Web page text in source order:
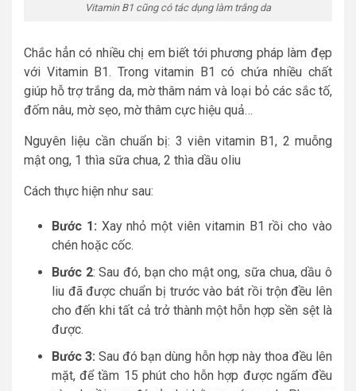
Vitamin B1 cũng có tác dụng làm trắng da
Chắc hẳn có nhiều chị em biết tới phương pháp làm đẹp
với Vitamin B1. Trong vitamin B1 có chứa nhiều chất
giúp hỗ trợ trắng da, mờ thâm nám và loại bỏ các sắc tố,
đốm nâu, mờ sẹo, mờ thâm cực hiệu quả…
Nguyên liệu cần chuẩn bị: 3 viên vitamin B1, 2 muỗng
mật ong, 1 thìa sữa chua, 2 thìa dầu oliu
Cách thực hiện như sau:
Bước 1: Xay nhỏ một viên vitamin B1 rồi cho vào
chén hoặc cốc.
Bước 2: Sau đó, bạn cho mật ong, sữa chua, dầu ô
liu đã được chuẩn bị trước vào bát rồi trộn đều lên
cho đến khi tất cả trở thành một hỗn hợp sền sệt là
được.
Bước 3: Sau đó bạn dùng hỗn hợp này thoa đều lên
mặt, để tầm 15 phút cho hỗn hợp được ngấm đều